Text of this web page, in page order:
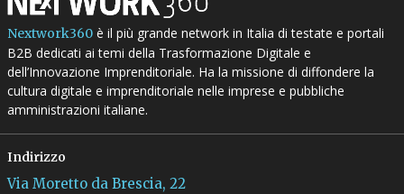
Nextwork360è il più grande network in Italia di testate e portali
B2B dedicati ai temi della Trasformazione Digitale e
dell’Innovazione Imprenditoriale. Ha la missione di diffondere la
cultura digitale e imprenditoriale nelle imprese e pubbliche
amministrazioni italiane.
Indirizzo
Via Moretto da Brescia, 22